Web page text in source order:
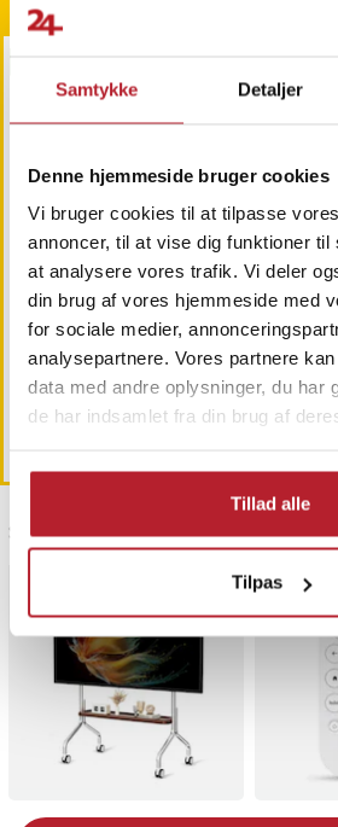
Samtykke Detaljer
Denne hjemmeside bruger cookies
Vi bruger cookies til at tilpasse
annoncer, til at vise dig funktioner til
at analysere vores trafik. Vi deler
din brug af vores hjemmeside med
for sociale medier,
analysepartnere. Vores partnere
data med andre oplysninger, du har
de har indsamlet fra din brug af
Tillad alle
Tilpas
Andre købte også
Trimmerhoved til
næsehår til Philips
OneBlade /
næsehårstrimmer /
næsetrimmerhoved
Pris:69 kr.
69 kr.
Findes på lager, Leveres i løbet af 1-2
Trådløse
6-pak /
149 kr.
149 kr.
Findes
Sidst besøgt
BESTSELLERE